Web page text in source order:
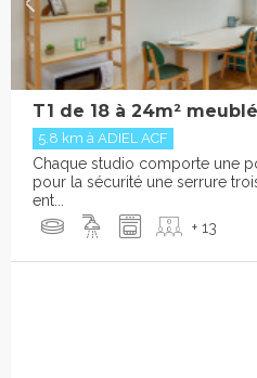
T1 de 18 à 24m²
5.8 km à ADIEL ACF
Chaque studio comporte une
pour la sécurité une serrure
ent...
+ 13